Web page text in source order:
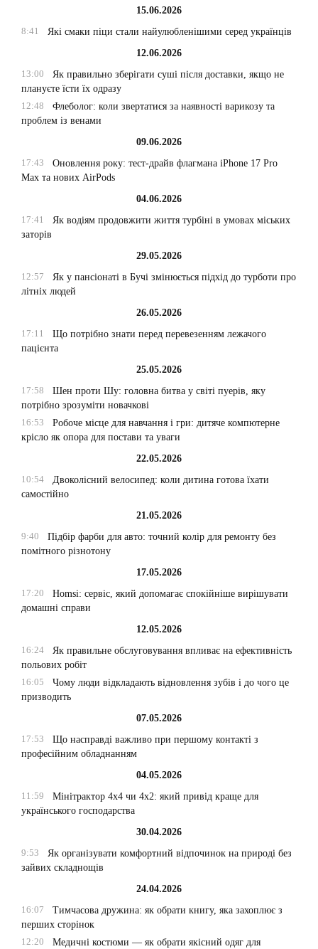
15.06.2026
8:41
Які смаки піци стали найулюбленішими серед українців
12.06.2026
13:00
Як правильно зберігати суші після доставки, якщо не
плануєте їсти їх одразу
12:48
Флеболог: коли звертатися за наявності варикозу та
проблем із венами
09.06.2026
17:43
Оновлення року: тест-драйв флагмана iPhone 17 Pro
Max та нових AirPods
04.06.2026
17:41
Як водіям продовжити життя турбіні в умовах міських
заторів
29.05.2026
12:57
Як у пансіонаті в Бучі змінюється підхід до турботи про
літніх людей
26.05.2026
17:11
Що потрібно знати перед перевезенням лежачого
пацієнта
25.05.2026
17:58
Шен проти Шу: головна битва у світі пуерів, яку
потрібно зрозуміти новачкові
16:53
Робоче місце для навчання і гри: дитяче компютерне
крісло як опора для постави та уваги
22.05.2026
10:54
Двоколісний велосипед: коли дитина готова їхати
самостійно
21.05.2026
9:40
Підбір фарби для авто: точний колір для ремонту без
помітного різнотону
17.05.2026
17:20
Homsi: сервіс, який допомагає спокійніше вирішувати
домашні справи
12.05.2026
16:24
Як правильне обслуговування впливає на ефективність
польових робіт
16:05
Чому люди відкладають відновлення зубів і до чого це
призводить
07.05.2026
17:53
Що насправді важливо при першому контакті з
професійним обладнанням
04.05.2026
11:59
Мінітрактор 4х4 чи 4х2: який привід краще для
українського господарства
30.04.2026
9:53
Як організувати комфортний відпочинок на природі без
зайвих складнощів
24.04.2026
16:07
Тимчасова дружина: як обрати книгу, яка захоплює з
перших сторінок
12:20
Медичні костюми — як обрати якісний одяг для